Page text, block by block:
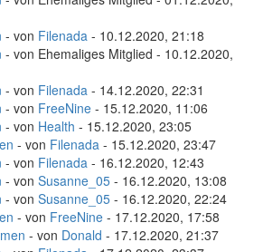
- von Filenada - 10.12.2020, 21:18
- von Ehemaliges Mitglied - 10.12.2020,
- von Filenada - 14.12.2020, 22:31
- von FreeNine - 15.12.2020, 11:06
- von Health - 15.12.2020, 23:05
- von Filenada - 15.12.2020, 23:47
- von Filenada - 16.12.2020, 12:43
- von Susanne_05 - 16.12.2020, 13:08
- von Susanne_05 - 16.12.2020, 22:24
- von FreeNine - 17.12.2020, 17:58
- von Donald - 17.12.2020, 21:37